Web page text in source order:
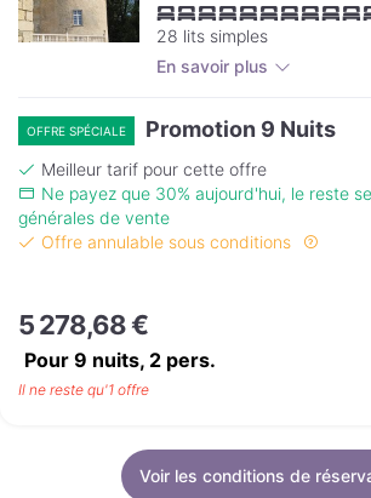
28 lits simples
En savoir plus
OFFRE SPÉCIALE Promotion 9 Nuits
Meilleur tarif pour cette offre
Ne payez que 30% aujourd'hui, le reste
générales de vente
Offre annulable sous conditions
5 278,68 €
Pour 9 nuits, 2 pers.
Il ne reste qu'1 offre
Voir les conditions de